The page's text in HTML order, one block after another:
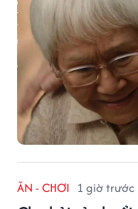
ĂN - CHƠI 1 giờ trước